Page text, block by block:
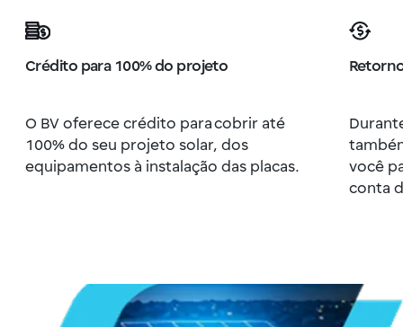
Crédito para 100% do projeto
O BV oferece crédito para cobrir até
100% do seu projeto solar, dos
equipamentos à instalação das placas.
você
conta